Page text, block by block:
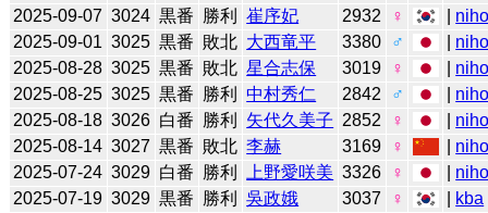
2025-09-07 3024 黒番 勝利 崔序妃 2932 ♀
2025-09-01 3025 黒番 敗北 大西竜平 3380 ♂
2025-08-28 3025 黒番 敗北 星合志保 3019 ♀
2025-08-25 3025 黒番 勝利 中村秀仁 2842 ♂
2025-08-18 3026 白番 勝利 矢代久美子 2852 ♀
2025-08-14 3027 黒番 敗北 李赫 3169 ♀
2025-07-24 3029 白番 勝利 上野愛咲美 3326 ♀
2025-07-19 3029 黒番 勝利 吳政娥 3037 ♀ kba